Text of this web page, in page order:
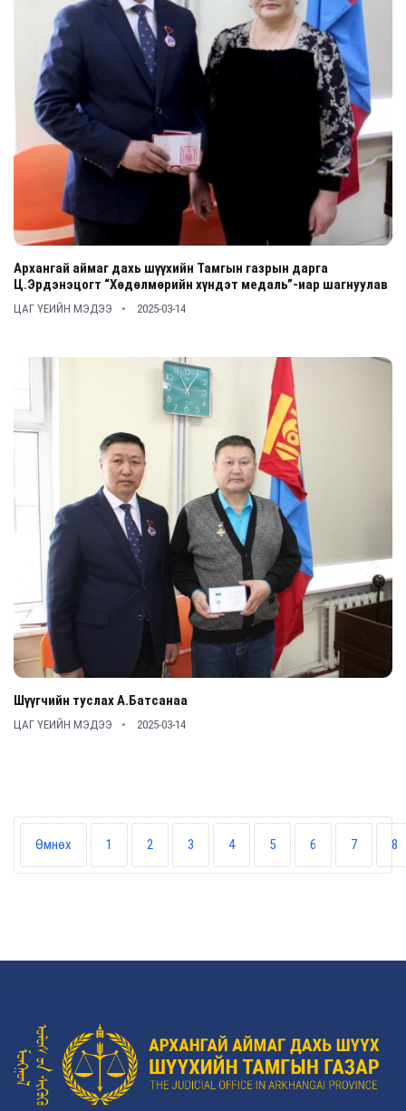
Архангай аймаг дахь шүүхийн Тамгын газрын дарга
Ц.Эрдэнэцогт “Хөдөлмөрийн хүндэт медаль”-иар шагнуулав
ЦАГ ҮЕИЙН МЭДЭЭ 2025-03-14
Шүүгчийн туслах А.Батсанаа
ЦАГ ҮЕИЙН МЭДЭЭ 2025-03-14
Өмнөх 1 2 3 4 5 6 7 8